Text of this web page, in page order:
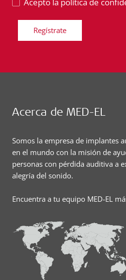
Regístrate
Acerca de MED-EL
Somos la empresa de implantes
en el mundo con la misión de
personas con pérdida auditiva a
alegría del sonido.
Encuentra a tu equipo MED-EL